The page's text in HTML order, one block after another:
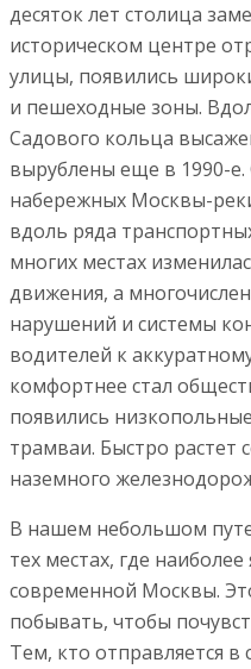
десяток лет столица
историческом центре
улицы, появились
и пешеходные зоны.
Садового кольца
вырублены еще в 1990-
набережных Москвы-
вдоль ряда
многих местах
движения, а
нарушений и системы
водителей к
комфортнее стал
появились
трамваи. Быстро растет
наземного
В нашем небольшом
тех местах, где
современной Москвы.
побывать, чтобы
Тем, кто отправляется